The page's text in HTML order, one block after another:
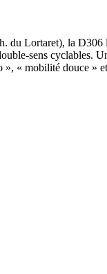
du Lortaret), la
sens cyclables.
« mobilité douce »